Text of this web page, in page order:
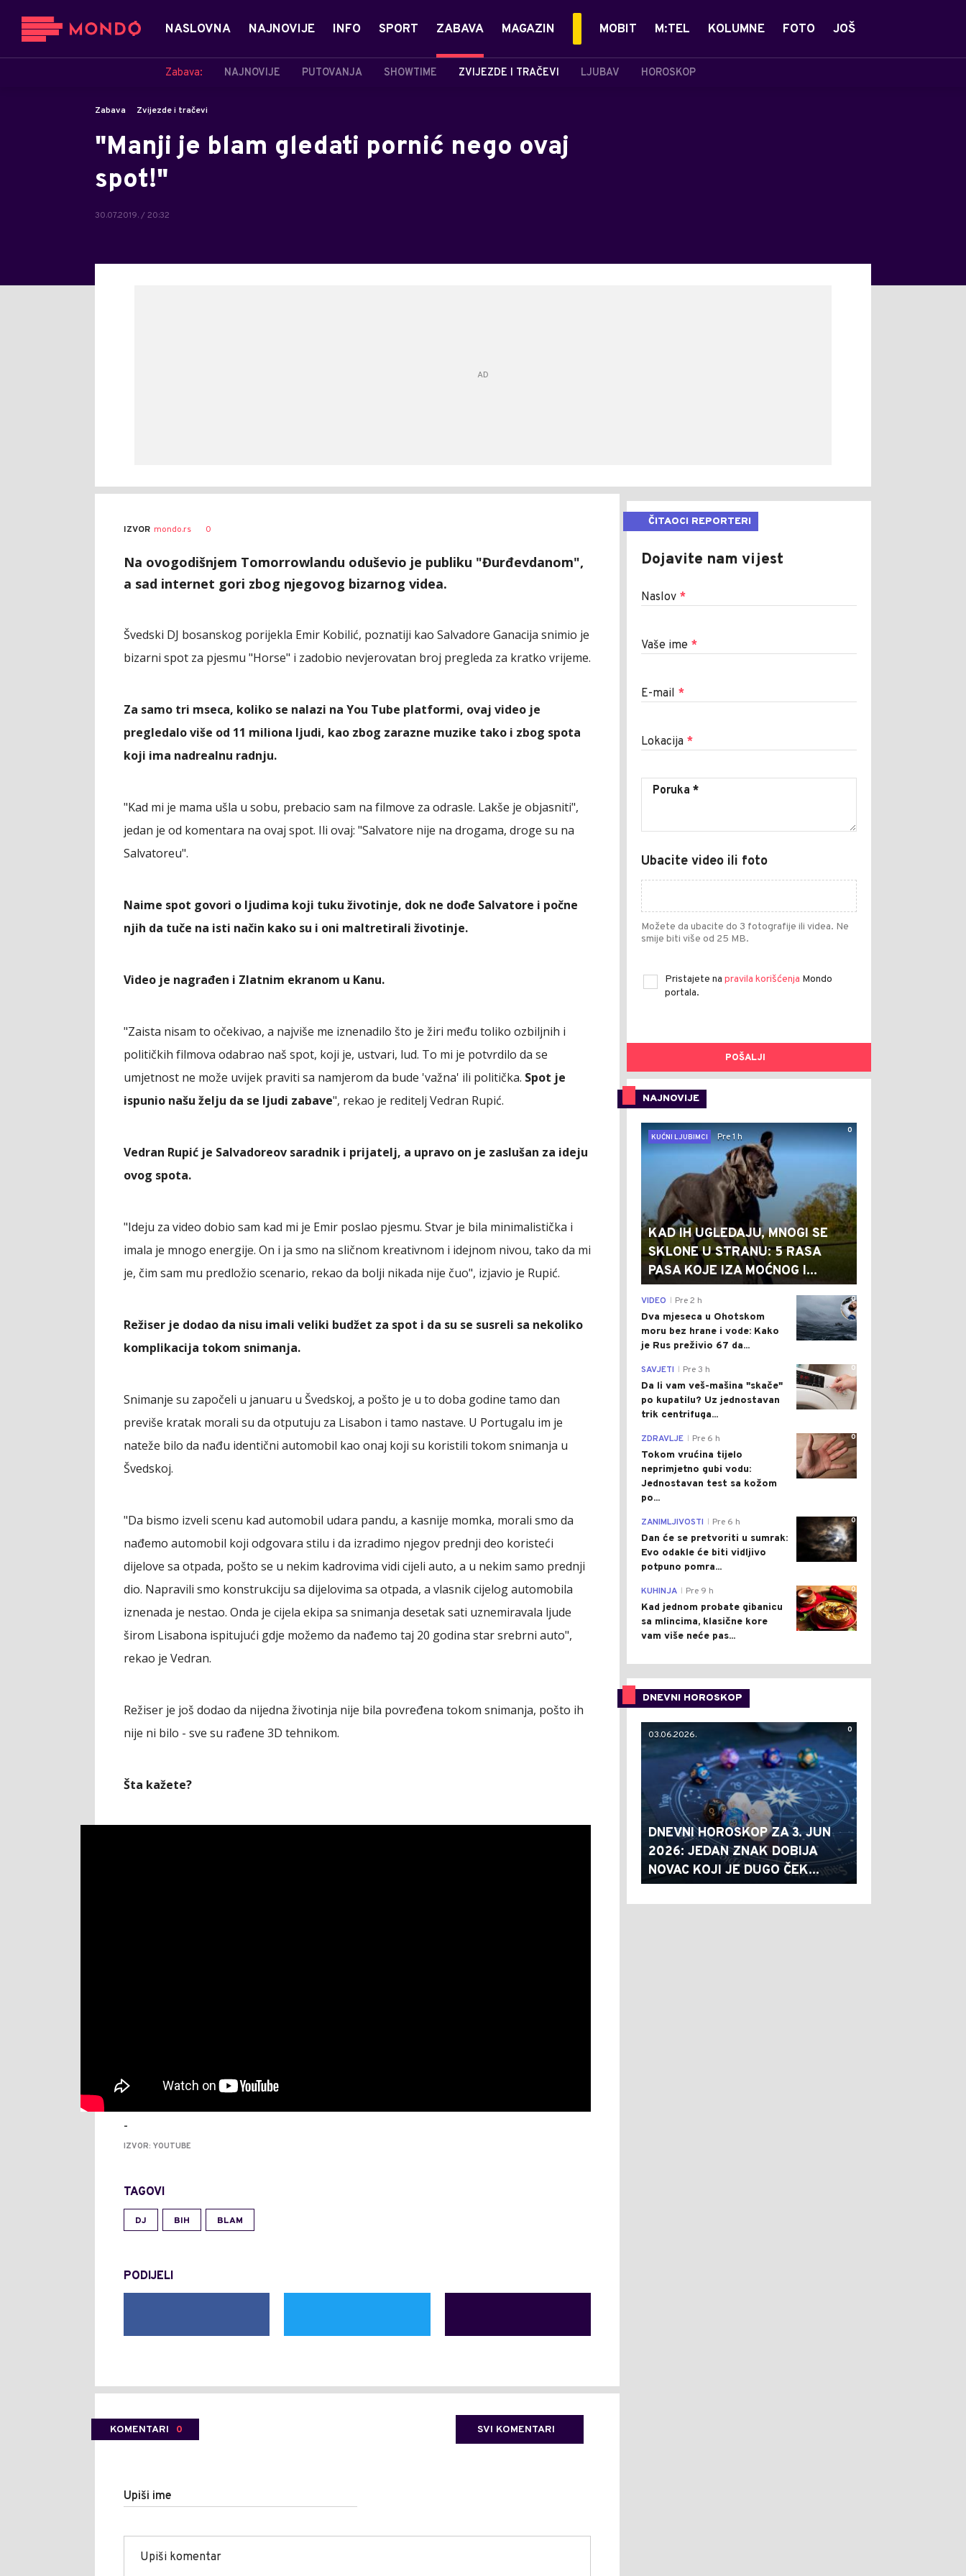
NASLOVNA NAJNOVIJE INFO SPORT ZABAVA
Zabava: NAJNOVIJE PUTOVANJA SHOWTIME ZVIJEZDE I TRAČEVI LJUBAV HOROSKOP
MAGAZIN MOBIT M:TEL KOLUMNE FOTO JOŠ
Zabava Zvijezde i tračevi
"Manji je blam gledati pornić nego ovaj
spot!"
30.07.2019. / 20:32
IZVOR mondo.rs 0
Na ovogodišnjem Tomorrowlandu oduševio je publiku "Đurđevdanom",
a sad internet gori zbog njegovog bizarnog videa.
Švedski DJ bosanskog porijekla Emir Kobilić, poznatiji kao Salvadore Ganacija snimio je
bizarni spot za pjesmu "Horse" i zadobio nevjerovatan broj pregleda za kratko vrijeme.
Za samo tri mseca, koliko se nalazi na You Tube platformi, ovaj video je
pregledalo više od 11 miliona ljudi, kao zbog zarazne muzike tako i zbog spota
koji ima nadrealnu radnju.
"Kad mi je mama ušla u sobu, prebacio sam na filmove za odrasle. Lakše je objasniti",
jedan je od komentara na ovaj spot. Ili ovaj: "Salvatore nije na drogama, droge su na
Salvatoreu".
Naime spot govori o ljudima koji tuku životinje, dok ne dođe Salvatore i počne
njih da tuče na isti način kako su i oni maltretirali životinje.
Video je nagrađen i Zlatnim ekranom u Kanu.
"Zaista nisam to očekivao, a najviše me iznenadilo što je žiri među toliko ozbiljnih i
političkih filmova odabrao naš spot, koji je, ustvari, lud. To mi je potvrdilo da se
umjetnost ne može uvijek praviti sa namjerom da bude 'važna' ili politička. Spot je
ispunio našu želju da se ljudi zabave", rekao je reditelj Vedran Rupić.
Vedran Rupić je Salvadoreov saradnik i prijatelj, a upravo on je zaslušan za ideju
ovog spota.
"Ideju za video dobio sam kad mi je Emir poslao pjesmu. Stvar je bila minimalistička i
imala je mnogo energije. On i ja smo na sličnom kreativnom i idejnom nivou, tako da mi
je, čim sam mu predložio scenario, rekao da bolji nikada nije čuo", izjavio je Rupić.
Režiser je dodao da nisu imali veliki budžet za spot i da su se susreli sa nekoliko
komplikacija tokom snimanja.
Snimanje su započeli u januaru u Švedskoj, a pošto je u to doba godine tamo dan
previše kratak morali su da otputuju za Lisabon i tamo nastave. U Portugalu im je
nateže bilo da nađu identični automobil kao onaj koji su koristili tokom snimanja u
Švedskoj.
"Da bismo izveli scenu kad automobil udara pandu, a kasnije momka, morali smo da
nađemo automobil koji odgovara stilu i da izradimo njegov prednji deo koristeći
dijelove sa otpada, pošto se u nekim kadrovima vidi cijeli auto, a u nekim samo prednji
dio. Napravili smo konstrukciju sa dijelovima sa otpada, a vlasnik cijelog automobila
iznenada je nestao. Onda je cijela ekipa sa snimanja desetak sati uznemiravala ljude
širom Lisabona ispitujući gdje možemo da nađemo taj 20 godina star srebrni auto",
rekao je Vedran.
Režiser je još dodao da nijedna životinja nije bila povređena tokom snimanja, pošto ih
nije ni bilo - sve su rađene 3D tehnikom.
Šta kažete?
-
IZVOR: YOUTUBE
TAGOVI
DJ BIH BLAM
PODIJELI
KOMENTARI 0 SVI KOMENTARI
Upiši ime
ČITAOCI REPORTERI
Dojavite nam vijest
Naslov *
Vaše ime *
E-mail *
Lokacija *
Ubacite video ili foto
Možete da ubacite do 3 fotografije ili videa. Ne
smije biti više od 25 MB.
Pristajete na pravila korišćenja Mondo
portala.
POŠALJI
NAJNOVIJE
0
KUĆNI LJUBIMCI
Pre 1 h
KAD IH UGLEDAJU, MNOGI SE
SKLONE U STRANU: 5 RASA
PASA KOJE IZA MOĆNOG I...
0
VIDEO Pre 2 h
Dva mjeseca u Ohotskom
moru bez hrane i vode: Kako
je Rus preživio 67 da...
0
SAVJETI Pre 3 h
Da li vam veš-mašina "skače"
po kupatilu? Uz jednostavan
trik centrifuga...
0
ZDRAVLJE Pre 6 h
Tokom vrućina tijelo
neprimjetno gubi vodu:
Jednostavan test sa kožom
po...
0
ZANIMLJIVOSTI Pre 6 h
Dan će se pretvoriti u sumrak:
Evo odakle će biti vidljivo
potpuno pomra...
0
KUHINJA Pre 9 h
Kad jednom probate gibanicu
sa mlincima, klasične kore
vam više neće pas...
DNEVNI HOROSKOP
0
03.06.2026.
DNEVNI HOROSKOP ZA 3. JUN
2026: JEDAN ZNAK DOBIJA
NOVAC KOJI JE DUGO ČEK...